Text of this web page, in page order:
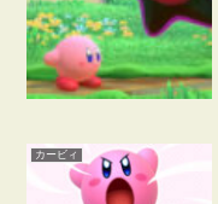
カービィ